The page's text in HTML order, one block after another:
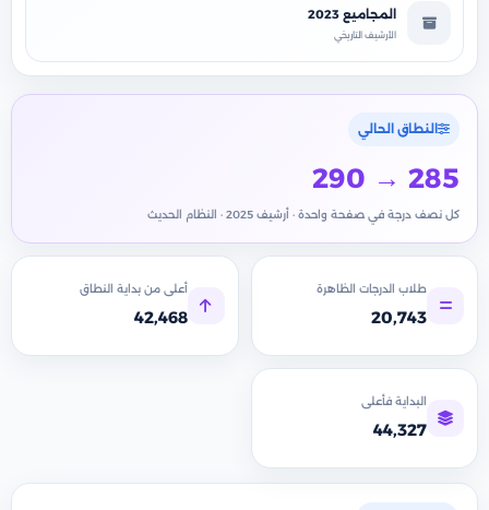
المجاميع 2023
الأرشيف التاريخي
النطاق الحالي
290 → 285
كل نصف درجة في صفحة واحدة · أرشيف 2025 · النظام الحديث
طلاب الدرجات الظاهرة
20,743
أعلى من بداية النطاق
42,468
البداية فأعلى
44,327